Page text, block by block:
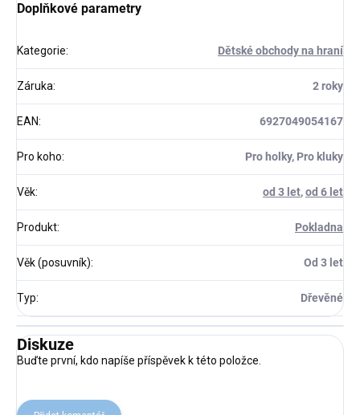
Doplňkové parametry
Kategorie: Dětské obchody na hraní
Záruka: 2 roky
EAN: 6927049054167
Pro koho: Pro holky, Pro kluky
Věk: od 3 let,od 6 let
Produkt: Pokladna
Věk (posuvník): Od 3 let
Typ: Dřevěné
Diskuze
Buďte první, kdo napíše příspěvek k této položce.